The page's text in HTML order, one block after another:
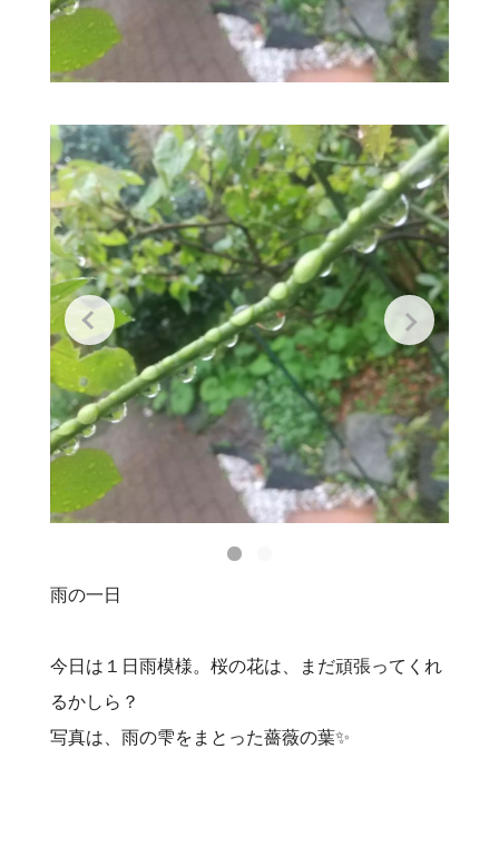
雨の一日
今日は１日雨模様。桜の花は、まだ頑張ってくれ
るかしら？
写真は、雨の雫をまとった薔薇の葉✨